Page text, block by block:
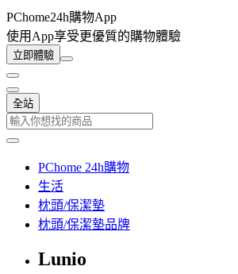
PChome24h購物App
使用App享受更優質的購物體驗
立即體驗
全站
PChome 24h購物
生活
枕頭/保潔墊
枕頭/保潔墊品牌
Lunio